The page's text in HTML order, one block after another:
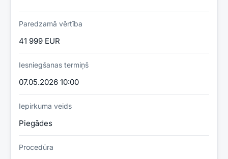
Paredzamā vērtība
41 999 EUR
Iesniegšanas termiņš
07.05.2026 10:00
Iepirkuma veids
Piegādes
Procedūra